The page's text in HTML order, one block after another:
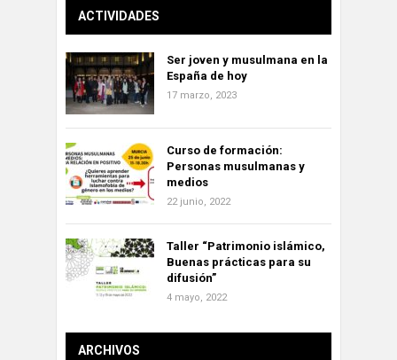
ACTIVIDADES
Ser joven y musulmana en la
España de hoy
17 marzo, 2023
Curso de formación:
Personas musulmanas y
medios
22 junio, 2022
Taller “Patrimonio islámico,
Buenas prácticas para su
difusión”
4 mayo, 2022
ARCHIVOS